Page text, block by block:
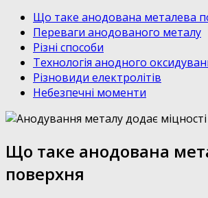
Що таке анодована металева
Переваги анодованого металу
Різні способи
Технологія анодного
Різновиди електролітів
Небезпечні моменти
Що таке анодована
поверхня